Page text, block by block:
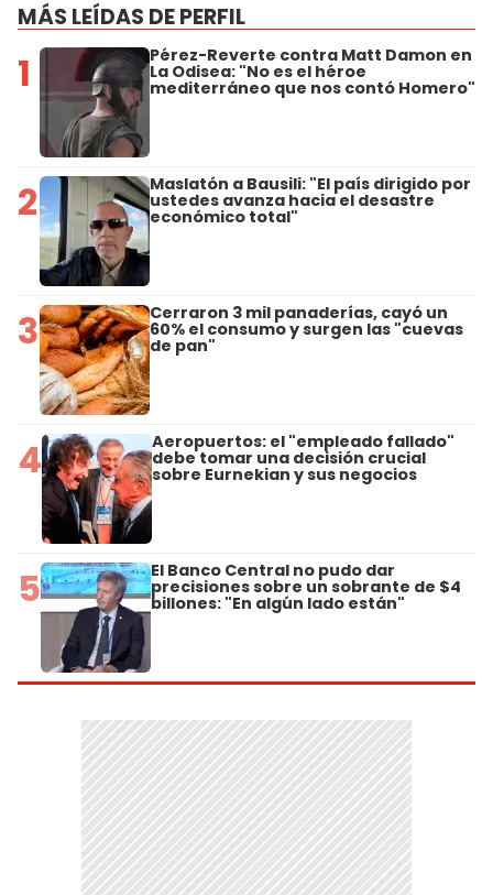
MÁS LEÍDAS DE PERFIL
1 Pérez-Reverte contra Matt Damon en
La Odisea: "No es el héroe
mediterráneo que nos contó Homero"
2 Maslatón a Bausili: "El país dirigido por
ustedes avanza hacia el desastre
económico total"
3 Cerraron 3 mil panaderías, cayó un
60% el consumo y surgen las "cuevas
de pan"
4 Aeropuertos: el "empleado fallado"
debe tomar una decisión crucial
sobre Eurnekian y sus negocios
5 El Banco Central no pudo dar
precisiones sobre un sobrante de $4
billones: "En algún lado están"